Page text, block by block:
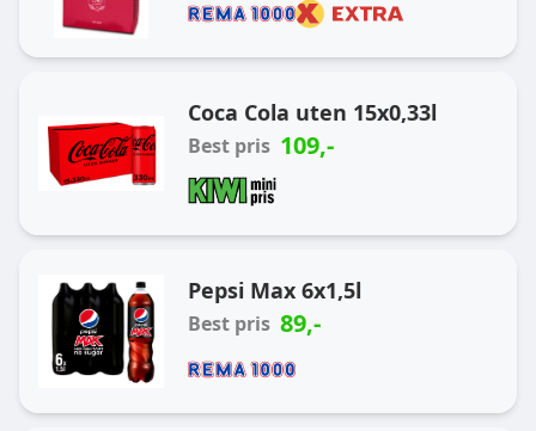
Coca Cola uten 15x0,33l
Best pris 109,-
Pepsi Max 6x1,5l
Best pris 89,-